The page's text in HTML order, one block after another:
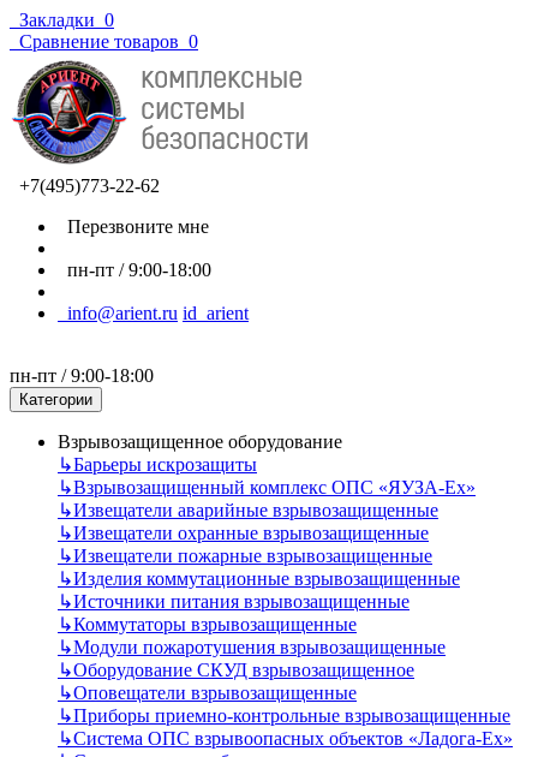
Закладки 0
Сравнение товаров 0
+7(495)773-22-62
Перезвоните мне
пн-пт / 9:00-18:00
info@arient.ru id_arient
пн-пт / 9:00-18:00
Категории
Взрывозащищенное оборудование
↳Барьеры искрозащиты
↳Взрывозащищенный комплекс ОПС «ЯУЗА-Ех»
↳Извещатели аварийные взрывозащищенные
↳Извещатели охранные взрывозащищенные
↳Извещатели пожарные взрывозащищенные
↳Изделия коммутационные взрывозащищенные
↳Источники питания взрывозащищенные
↳Коммутаторы взрывозащищенные
↳Модули пожаротушения взрывозащищенные
↳Оборудование СКУД взрывозащищенное
↳Оповещатели взрывозащищенные
↳Приборы приемно-контрольные взрывозащищенные
↳Система ОПС взрывоопасных объектов «Ладога-Ex»